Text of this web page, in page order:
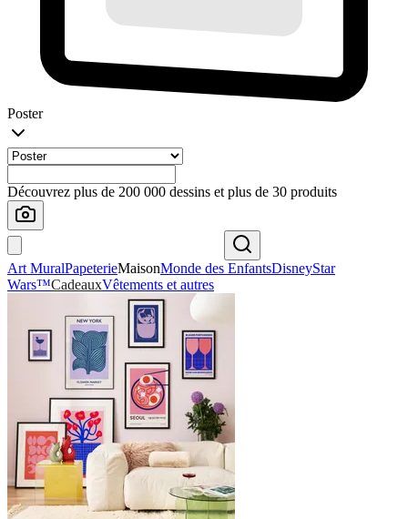
Poster
Découvrez plus de 200 000 dessins et plus de 30 produits
Art MuralPapeterieMaisonMonde des EnfantsDisneyStar
Wars™CadeauxVêtements et autres